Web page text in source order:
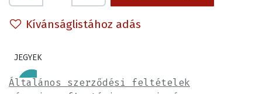
Kívánságlistához adás
JEGYEK
Általános szerződési feltételek